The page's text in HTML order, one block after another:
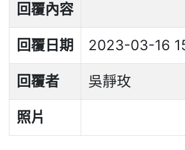
回覆內容
回覆日期 2023-03-16
回覆者 吳靜玫
照片